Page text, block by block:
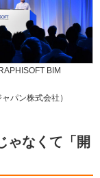
BIM
パン株式会社）
ゃなくて「開